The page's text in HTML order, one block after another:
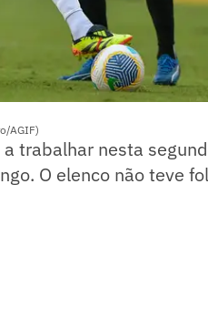
AGIF)
trabalhar nesta
O elenco não teve